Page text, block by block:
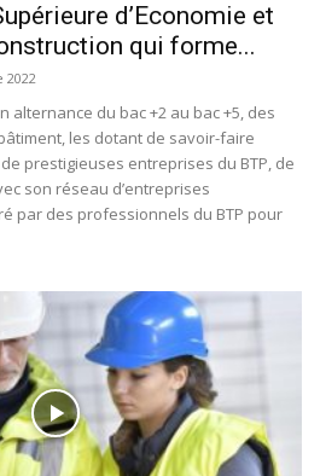
d’Economie et
qui forme...
2022
alternance du bac +2 au bac +5, des
les dotant de savoir-faire
prestigieuses entreprises du BTP, de
son réseau d’entreprises
par des professionnels du BTP pour